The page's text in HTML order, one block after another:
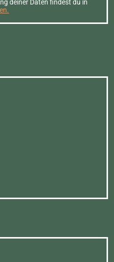
deiner Daten findest du in